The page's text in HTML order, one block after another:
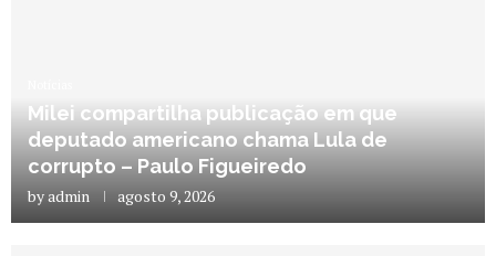
Milei compartilha publicação em que
deputado americano chama Lula de
corrupto – Paulo Figueiredo
byadmin agosto 9, 2026